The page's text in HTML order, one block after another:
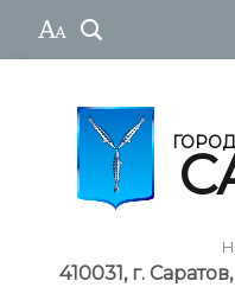
410031, г.